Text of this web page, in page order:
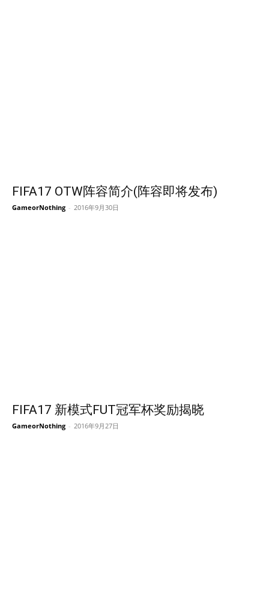
FIFA17 OTW阵容简介(阵容即将发布)
GameorNothing - 2016年9月30日
FIFA17 新模式FUT冠军杯奖励揭晓
GameorNothing - 2016年9月27日